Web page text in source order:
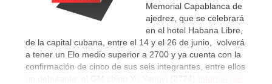
Memorial Capablanca de
ajedrez, que se celebrará
en el hotel Habana Libre,
de la capital cubana, entre el 14 y el 26 de junio, volverá
a tener un Elo medio superior a 2700 y ya cuenta con la
confirmación de cinco de sus seis integrantes, entre ellos
un debutante: el GM chino Yu Yangyi (2724)
Informe por